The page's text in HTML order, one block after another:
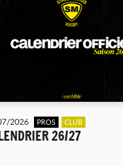
2026 PROS CLUB
26/27